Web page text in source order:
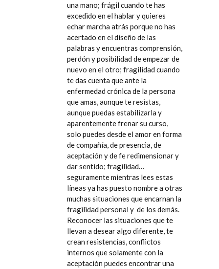
una mano; frágil cuando te has
excedido en el hablar y quieres
echar marcha atrás porque no has
acertado en el diseño de las
palabras y encuentras comprensión,
perdón y posibilidad de empezar de
nuevo en el otro; fragilidad cuando
te das cuenta que ante la
enfermedad crónica de la persona
que amas, aunque te resistas,
aunque puedas estabilizarla y
aparentemente frenar su curso,
solo puedes desde el amor en forma
de compañía, de presencia, de
aceptación y de fe redimensionar y
dar sentido; fragilidad…
seguramente mientras lees estas
líneas ya has puesto nombre a otras
muchas situaciones que encarnan la
fragilidad personal y de los demás.
Reconocer las situaciones que te
llevan a desear algo diferente, te
crean resistencias, conflictos
internos que solamente con la
aceptación puedes encontrar una